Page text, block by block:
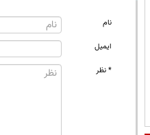
نام
ایمیل
* نظر